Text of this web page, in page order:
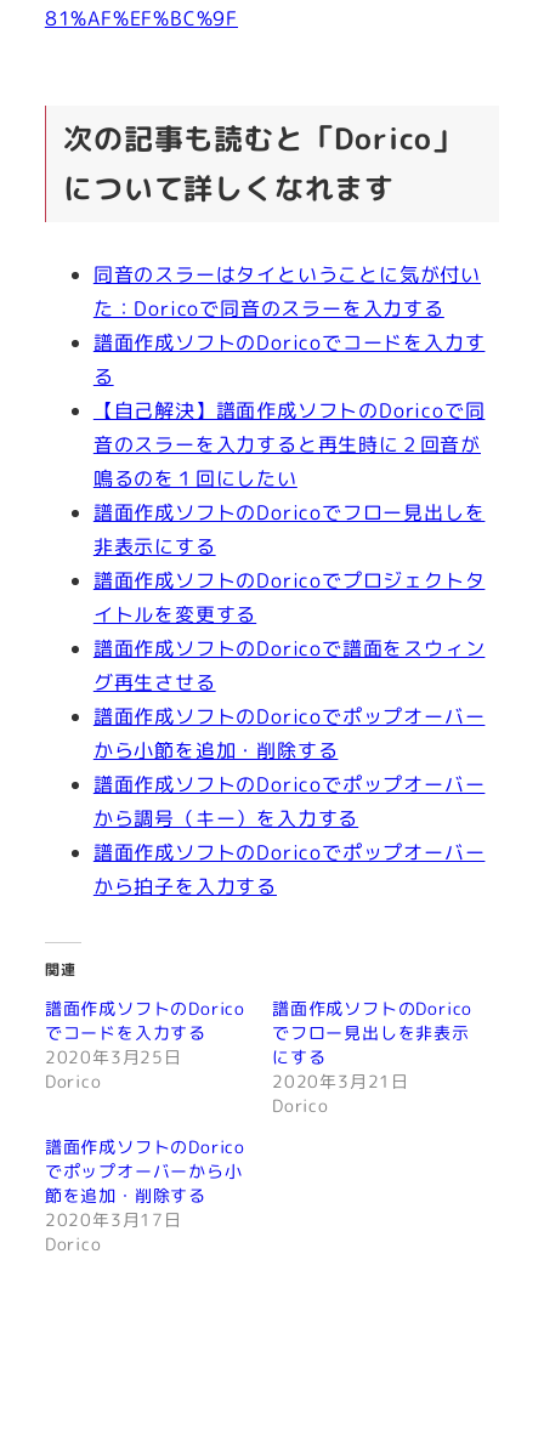
81%AF%EF%BC%9F
次の記事も読むと「Dorico」
について詳しくなれます
同音のスラーはタイということに気が付い
た：Doricoで同音のスラーを入力する
譜面作成ソフトのDoricoでコードを入力す
る
【自己解決】譜面作成ソフトのDoricoで同
音のスラーを入力すると再生時に２回音が
鳴るのを１回にしたい
譜面作成ソフトのDoricoでフロー見出しを
非表示にする
譜面作成ソフトのDoricoでプロジェクトタ
イトルを変更する
譜面作成ソフトのDoricoで譜面をスウィン
グ再生させる
譜面作成ソフトのDoricoでポップオーバー
から小節を追加・削除する
譜面作成ソフトのDoricoでポップオーバー
から調号（キー）を入力する
譜面作成ソフトのDoricoでポップオーバー
から拍子を入力する
関連
譜面作成ソフトのDorico
でコードを入力する
2020年3月25日
Dorico
譜面作成ソフトのDorico
でフロー見出しを非表示
にする
2020年3月21日
Dorico
譜面作成ソフトのDorico
でポップオーバーから小
節を追加・削除する
2020年3月17日
Dorico